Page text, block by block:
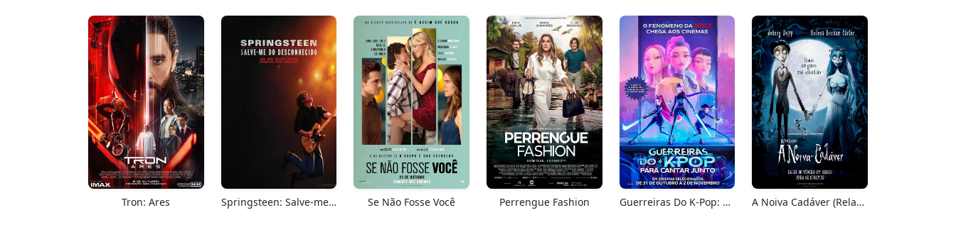
Tron: Ares Springsteen: Salve-me Do Desconhecido Se Não Fosse Você Perrengue Fashion Guerreiras Do K-Pop: Para Cantar Junto A Noiva Cadáver (Relançamento)